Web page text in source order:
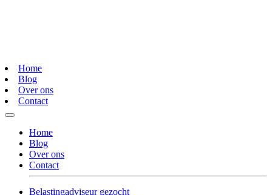
Home
Blog
Over ons
Contact
Home
Blog
Over ons
Contact
Belastingadviseur gezocht